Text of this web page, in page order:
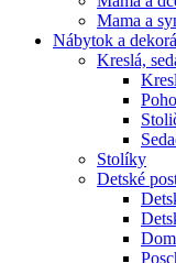
Mama a
Nábytok a
Kreslá,
Stolíky
Detské